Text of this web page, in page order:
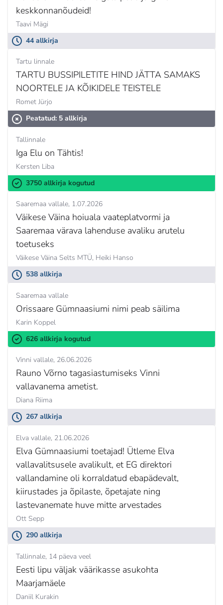
keskkonnanõudeid!
Taavi Mägi
44 allkirja
Tartu linnale
TARTU BUSSIPILETITE HIND JÄTTA SAMAKS
NOORTELE JA KÕIKIDELE TEISTELE
Romet Jürjo
Peatatud: 5 allkirja
Tallinnale
Iga Elu on Tähtis!
Kersten Liba
3750 allkirja kogutud
Saaremaa vallale 1.07.2026
Väikese Väina hoiuala vaateplatvormi ja
Saaremaa värava lahenduse avaliku arutelu
toetuseks
Väikese Väina Selts MTÜ, Heiki Hanso
538 allkirja
Saaremaa vallale
Orissaare Gümnaasiumi nimi peab säilima
Karin Koppel
626 allkirja kogutud
Vinni vallale 26.06.2026
Rauno Võrno tagasiastumiseks Vinni
vallavanema ametist.
Diana Riima
267 allkirja
Elva vallale 21.06.2026
Elva Gümnaasiumi toetajad! Ütleme Elva
vallavalitsusele avalikult, et EG direktori
vallandamine oli korraldatud ebapädevalt,
kiirustades ja õpilaste, õpetajate ning
lastevanemate huve mitte arvestades
Ott Sepp
290 allkirja
Tallinnale 14 päeva veel
Eesti lipu väljak väärikasse asukohta
Maarjamäele
Daniil Kurakin